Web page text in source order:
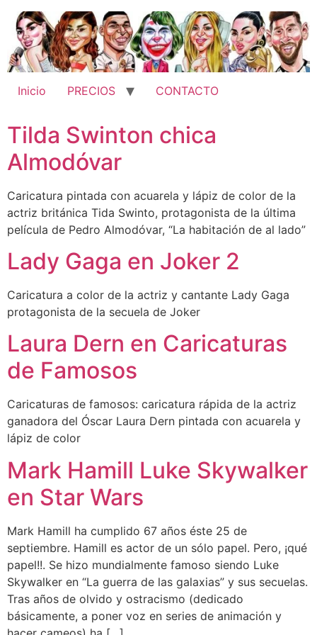
contenido
Inicio PRECIOS CONTACTO
Tilda Swinton chica
Almodóvar
Caricatura pintada con acuarela y lápiz de color de la
actriz británica Tida Swinto, protagonista de la última
película de Pedro Almodóvar, “La habitación de al lado”
Lady Gaga en Joker 2
Caricatura a color de la actriz y cantante Lady Gaga
protagonista de la secuela de Joker
Laura Dern en Caricaturas
de Famosos
Caricaturas de famosos: caricatura rápida de la actriz
ganadora del Óscar Laura Dern pintada con acuarela y
lápiz de color
Mark Hamill Luke Skywalker
en Star Wars
Mark Hamill ha cumplido 67 años éste 25 de
septiembre. Hamill es actor de un sólo papel. Pero, ¡qué
papel!!. Se hizo mundialmente famoso siendo Luke
Skywalker en “La guerra de las galaxias” y sus secuelas.
Tras años de olvido y ostracismo (dedicado
básicamente, a poner voz en series de animación y